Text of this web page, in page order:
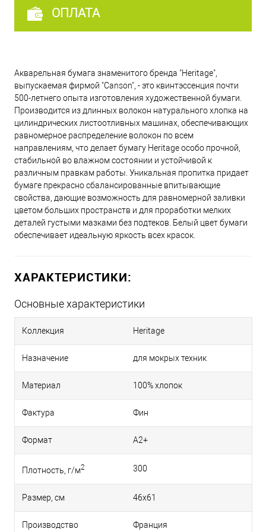
ОПЛАТА
Акварельная бумага знаменитого бренда "Heritage",
выпускаемая фирмой "Canson", - это квинтэссенция почти
500-летнего опыта изготовления художественной бумаги.
Производится из длинных волокон натурального хлопка на
цилиндрических листоотливных машинах, обеспечивающих
равномерное распределение волокон по всем
направлениям, что делает бумагу Heritage особо прочной,
стабильной во влажном состоянии и устойчивой к
различным правкам работы. Уникальная пропитка придает
бумаге прекрасно сбалансированные впитывающие
свойства, дающие возможность для равномерной заливки
цветом больших пространств и для проработки мелких
деталей густыми мазками без подтеков. Белый цвет бумаги
обеспечивает идеальную яркость всех красок.
ХАРАКТЕРИСТИКИ:
Основные характеристики
Коллекция Heritage
Назначение для мокрых техник
Материал 100% хлопок
Фактура Фин
Формат A2+
Плотность, г/м2 300
Размер, см 46х61
Производство Франция